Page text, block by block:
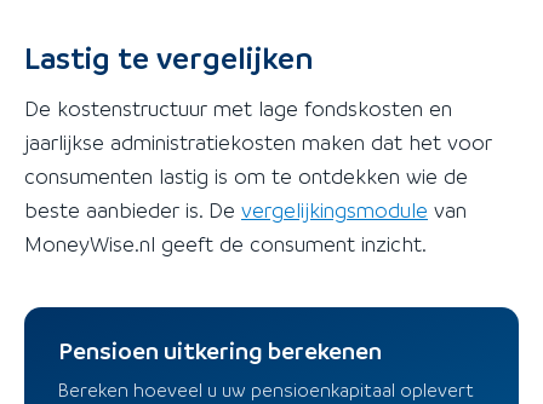
Lastig te vergelijken
De kostenstructuur met lage fondskosten en
jaarlijkse administratiekosten maken dat het voor
consumenten lastig is om te ontdekken wie de
beste aanbieder is. De vergelijkingsmodule van
MoneyWise.nl geeft de consument inzicht.
Pensioen uitkering berekenen
Bereken hoeveel u uw pensioenkapitaal oplevert